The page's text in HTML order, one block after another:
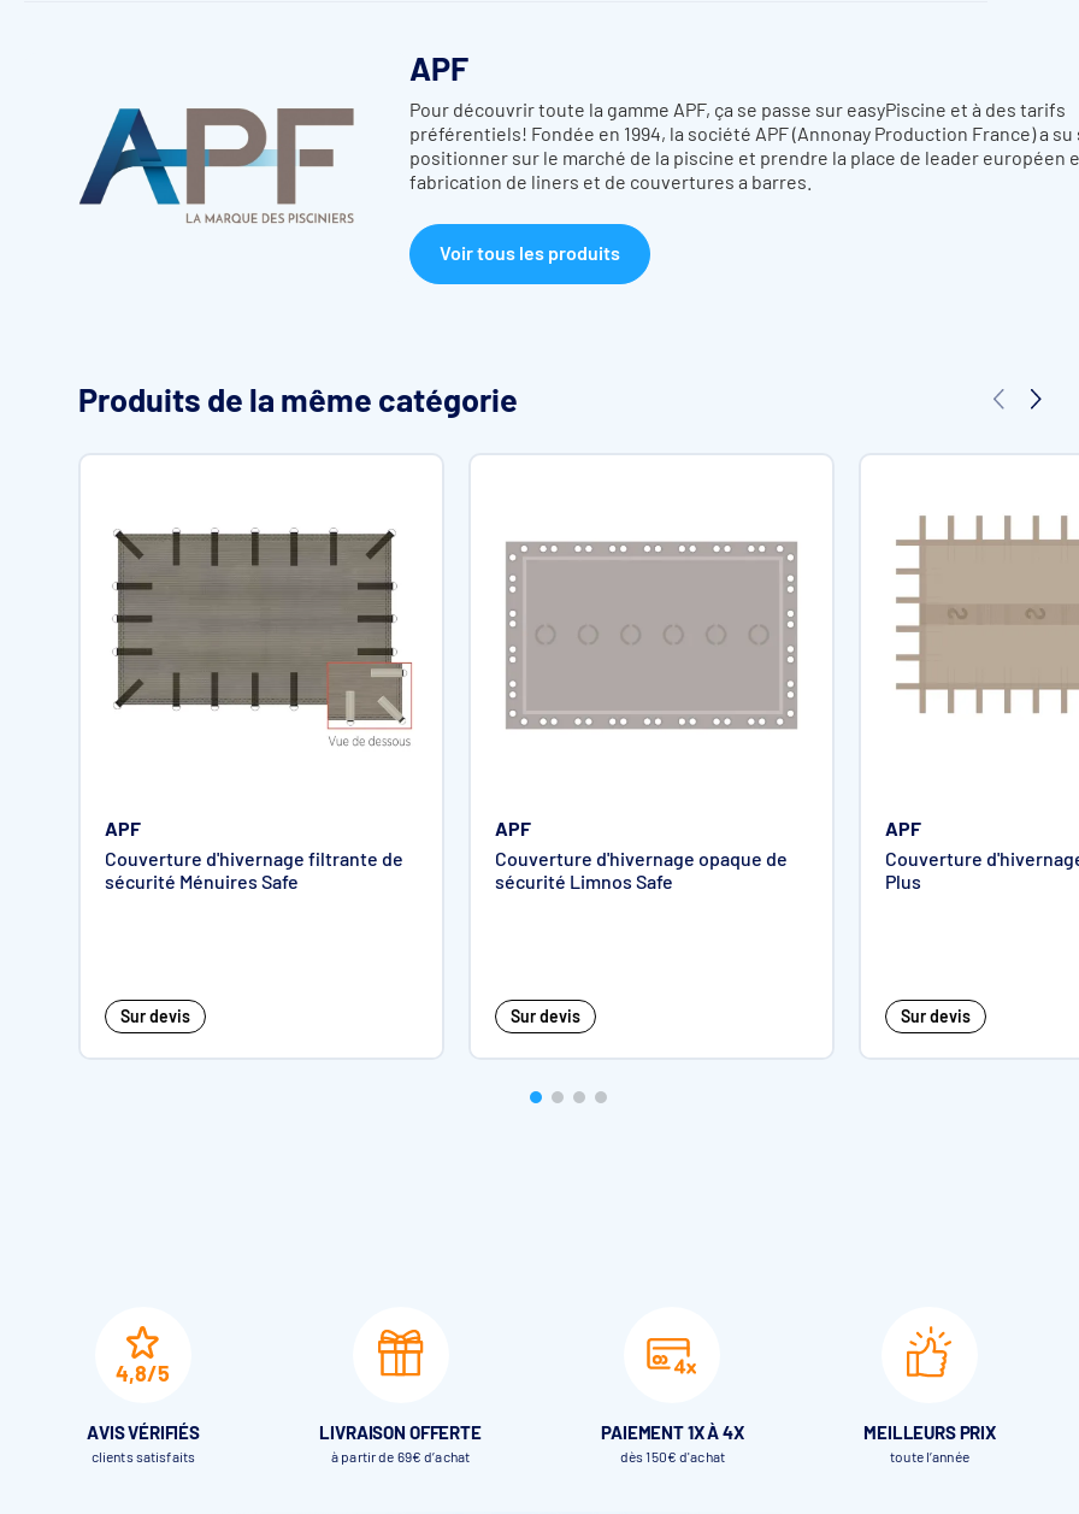
Atouts de la Couverture d'hivernage opaque Delos
Tenue dans le temps
Résistance aux déchirures
Esthétique grâce à leur enduit 2 faces
Rapide et facile à manipuler
Prévention de la photosynthèse et de la formation d’algues grâce au traitement anti-UV
Pratique : elle protège votre bassin de la pollution externe, évite la photosynthèse et maintient la limpidité de l’eau durant
Choisissez parmi les 7 coloris celui qui s’intégrera le mieux à votre environnement.
Choix des finitions
APF
Pour découvrir toute la gamme APF, ça se passe sur easyPiscine et à des tarifs
préférentiels! Fondée en 1994, la société APF (Annonay Production France) a su
positionner sur le marché de la piscine et prendre la place de leader européen
fabrication de liners et de couvertures a barres.
Voir tous les produits
Produits de la même catégorie
APF
Couverture d'hivernage filtrante de
sécurité Ménuires Safe
Sur devis
APF
Couverture d'hivernage opaque de
sécurité Limnos Safe
Sur devis
APF
Couverture
Plus
Sur devis
4,8/5
AVIS VÉRIFIÉS
clients satisfaits
LIVRAISON OFFERTE
à partir de 69€ d’achat
PAIEMENT 1X À 4X
dès 150€ d'achat
MEILLEURS PRIX
toute l’année